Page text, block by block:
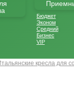
Бюджет
Эконом
Средний
Бизнес
VIP
кресла для